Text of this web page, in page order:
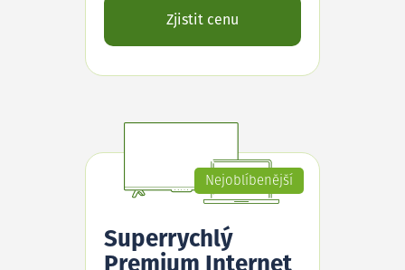
Zjistit cenu
Nejoblíbenější
Superrychlý
Premium Internet